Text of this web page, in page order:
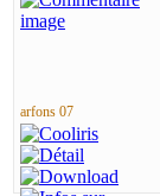
arfons 07